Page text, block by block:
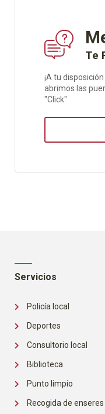
Te
¡A tu
abrimos las
"Click"
Servicios
Policía local
Deportes
Consultorio local
Biblioteca
Punto limpio
Recogida de enseres